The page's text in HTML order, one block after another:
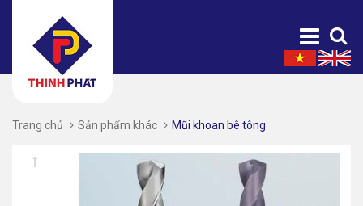
Trang chủ Sản phẩm khác Mũi khoan bê tông